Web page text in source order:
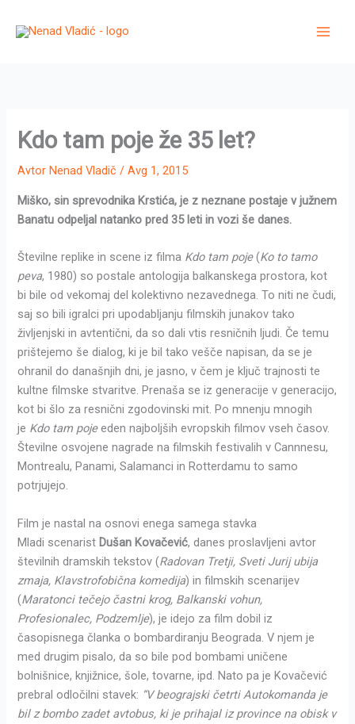
Kdo tam poje že 35 let?
Avtor Nenad Vladič/Avg 1, 2015
Miško, sin sprevodnika Krstića, je z neznane postaje v južnem
Banatu odpeljal natanko pred 35 leti in vozi še danes.
Številne replike in scene iz filma Kdo tam poje(Ko to tamo
peva, 1980) so postale antologija balkanskega prostora, kot
bi bile od vekomaj del kolektivno nezavednega. To niti ne čudi,
saj so bili igralci pri upodabljanju filmskih junakov tako
življenjski in avtentični, da so dali vtis resničnih ljudi. Če temu
prištejemo še dialog, ki je bil tako vešče napisan, da se je
ohranil do današnjih dni, je jasno, v čem je ključ trajnosti te
kultne filmske stvaritve. Prenaša se iz generacije v generacijo,
kot bi šlo za resnični zgodovinski mit. Po mnenju mnogih
je Kdo tam pojeeden najboljših evropskih filmov vseh časov.
Številne osvojene nagrade na filmskih festivalih v Cannnesu,
Montrealu, Panami, Salamanci in Rotterdamu to samo
potrjujejo.
Film je nastal na osnovi enega samega stavka
Mladi scenarist Dušan Kovačević, danes proslavljeni avtor
številnih dramskih tekstov (Radovan Tretji, Sveti Jurij ubija
zmaja, Klavstrofobična komedija) in filmskih scenarijev
(Maratonci tečejo častni krog, Balkanski vohun,
Profesionalec, Podzemlje), je idejo za film dobil iz
časopisnega članka o bombardiranju Beograda. V njem je
med drugim pisalo, da so bile pod bombami uničene
bolnišnice, knjižnice, šole, tovarne, ipd. Nato pa je Kovačević
prebral odločilni stavek: “V beograjski četrti Autokomanda je
bil z bombo zadet avtobus, ki je prihajal iz province na obisk v